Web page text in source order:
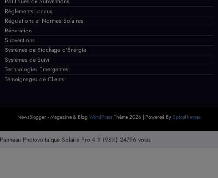
NewsBlogger - Magazine & Blog
Panneau Photovoltaique Solaire Pro 4.9(98%)24796votes